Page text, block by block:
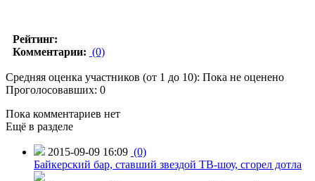
Рейтинг:
Комментарии: (0)
Средняя оценка участников (от 1 до 10): Пока не оценено
Проголосовавших: 0
Пока комментариев нет
Ещё в разделе
2015-09-09 16:09 (0)
Байкерский бар, ставший звездой ТВ-шоу, сгорел дотла